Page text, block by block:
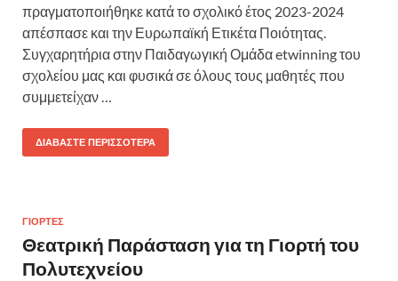
πραγματοποιήθηκε κατά το σχολικό έτος 2023-2024
απέσπασε και την Ευρωπαϊκή Ετικέτα Ποιότητας.
Συγχαρητήρια στην Παιδαγωγική Ομάδα etwinning του
σχολείου μας και φυσικά σε όλους τους μαθητές που
συμμετείχαν …
ΔΙΑΒΆΣΤΕ ΠΕΡΙΣΣΌΤΕΡΑ
ΓΙΟΡΤΈΣ
Θεατρική Παράσταση για τη Γιορτή του
Πολυτεχνείου